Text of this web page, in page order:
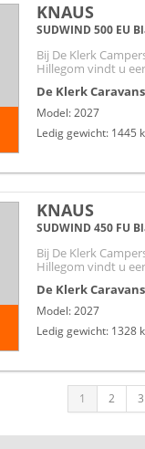
KNAUS
SUDWIND 500 EU
Bij De Klerk
Hillegom vindt u
De Klerk Caravans
Model: 2027
Ledig gewicht: 1445
KNAUS
SUDWIND 450 FU
Bij De Klerk
Hillegom vindt u
De Klerk Caravans
Model: 2027
Ledig gewicht: 1328
1 2 3